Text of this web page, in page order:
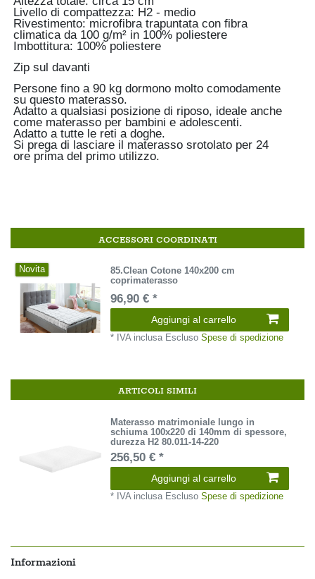
Livello di compattezza: H2 - medio
Rivestimento: microfibra trapuntata con fibra
climatica da 100 g/m² in 100% poliestere
Imbottitura: 100% poliestere
Zip sul davanti
Persone fino a 90 kg dormono molto comodamente
su questo materasso.
Adatto a qualsiasi posizione di riposo, ideale anche
come materasso per bambini e adolescenti.
Adatto a tutte le reti a doghe.
Si prega di lasciare il materasso srotolato per 24
ore prima del primo utilizzo.
ACCESSORI COORDINATI
Novita
85.Clean Cotone 140x200 cm
coprimaterasso
96,90 € *
Aggiungi al carrello
* IVA inclusaEsclusoSpese di spedizione
ARTICOLI SIMILI
Materasso matrimoniale lungo in
schiuma 100x220 di 140mm di spessore,
durezza H2 80.011-14-220
256,50 € *
Aggiungi al carrello
* IVA inclusa EsclusoSpese di spedizione
Informazioni